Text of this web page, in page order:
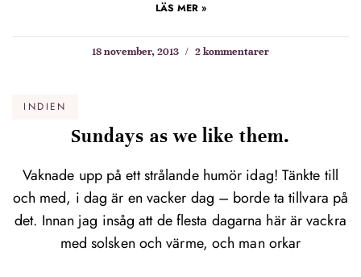
LÄS MER »
18 november, 2013 2 kommentarer
INDIEN
Sundays as we like them.
Vaknade upp på ett strålande humör idag! Tänkte till
och med, i dag är en vacker dag – borde ta tillvara på
det. Innan jag insåg att de flesta dagarna här är vackra
med solsken och värme, och man orkar